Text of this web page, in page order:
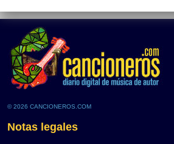
© 2026 CANCIONEROS.COM
Notas legales